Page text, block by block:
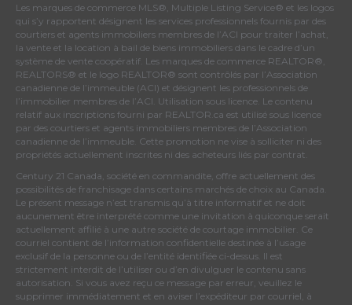
Les marques de commerce MLS®, Multiple Listing Service® et les logos
qui s’y rapportent désignent les services professionnels fournis par des
courtiers et agents immobiliers membres de l’ACI pour traiter l’achat,
la vente et la location à bail de biens immobiliers dans le cadre d’un
système de vente coopératif. Les marques de commerce REALTOR®,
REALTORS® et le logo REALTOR® sont contrôlés par l’Association
canadienne de l’immeuble (ACI) et désignent les professionnels de
l’immobilier membres de l’ACI. Utilisation sous licence. Le contenu
relatif aux inscriptions fourni par REALTOR.ca est utilisé sous licence
par des courtiers et agents immobiliers membres de l’Association
canadienne de l’immeuble . Cette promotion ne vise à solliciter ni des
propriétés actuellement inscrites ni des acheteurs liés par contrat.
Century 21 Canada, société en commandite, offre actuellement des
possibilités de franchisage dans certains marchés de choix au Canada.
Le présent message n’est transmis qu’à titre informatif et ne doit
aucunement être interprété comme une invitation à quiconque serait
actuellement affilié à une autre société de courtage immobilier. Ce
courriel contient de l’information confidentielle destinée à l’usage
exclusif de la personne ou de l’entité identifiée ci-dessus. Il est
strictement interdit de l’utiliser ou d’en divulguer le contenu sans
autorisation. Si vous avez reçu ce message par erreur, veuillez le
supprimer immédiatement et en aviser l’expéditeur par courriel, à